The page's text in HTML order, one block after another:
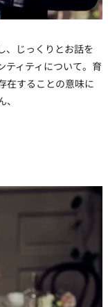
、じっくりとお話を
ティティについて。育
在することの意味に